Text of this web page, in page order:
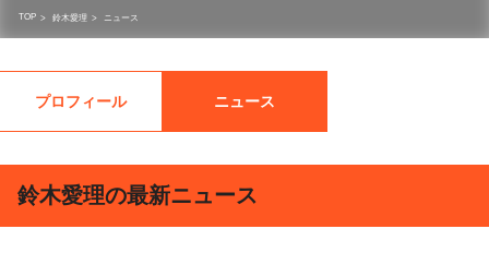
TOP > 鈴木愛理 > ニュース
プロフィール ニュース
鈴木愛理の最新ニュース